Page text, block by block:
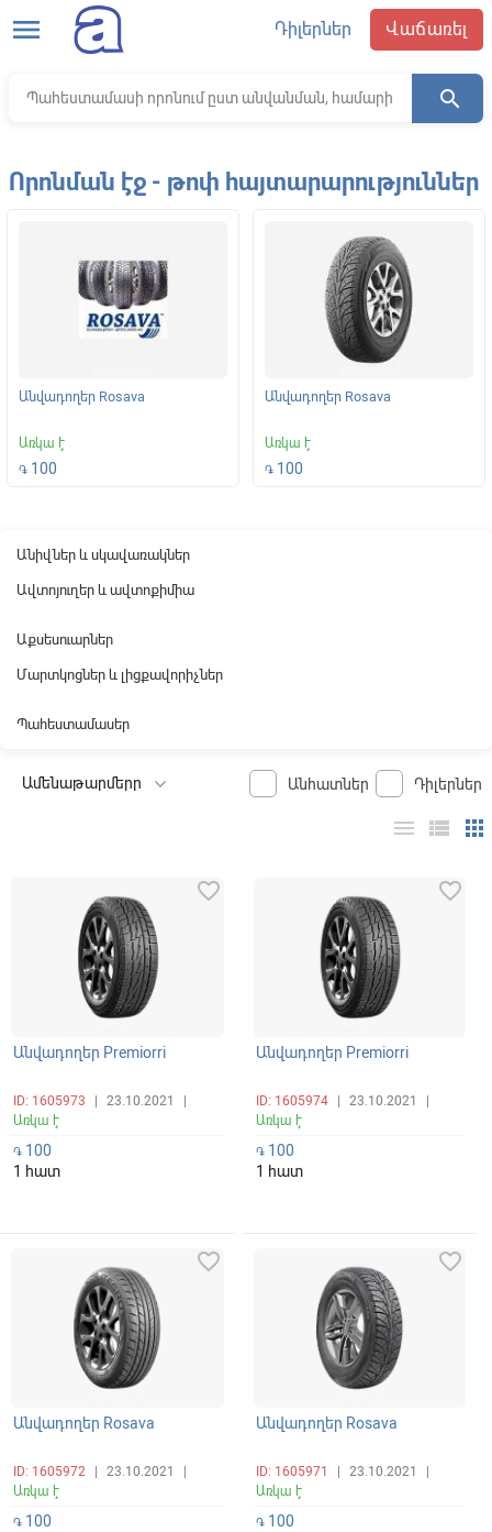
menu Դիլերներ Վաճառել
search
Որոնման էջ - թոփ հայտարարություններ
Անվադողեր Rosava
Առկա է
֏ 100
Անվադողեր Rosava
Առկա է
֏ 100
Անիվներ և սկավառակներ
Ավտոյուղեր և ավտոքիմիա
Աքսեսուարներ
Մարտկոցներ և լիցքավորիչներ
Պահեստամասեր
Անհատներ Դիլերներ
apps
view_list
menu
Անվադողեր Premiorri
ID: 1605973 23.10.2021
Առկա է
favorite_border
֏ 100
1 հատ
Անվադողեր Premiorri
ID: 1605974 23.10.2021
Առկա է
favorite_border
֏100
1 հատ
Անվադողեր Rosava
ID: 1605972 23.10.2021
Առկա է
favorite_border
֏ 100
Անվադողեր Rosava
ID: 1605971 23.10.2021
Առկա է
favorite_border
֏100